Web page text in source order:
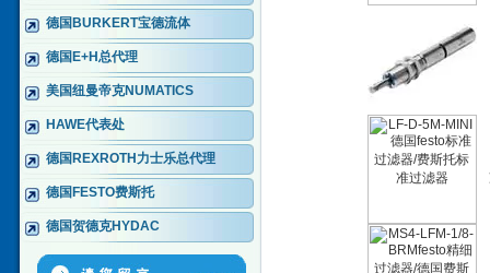
德国BURKERT宝德流体
德国E+H总代理
美国纽曼帝克NUMATICS
HAWE代表处
德国REXROTH力士乐总代理
德国FESTO费斯托
德国贺德克HYDAC